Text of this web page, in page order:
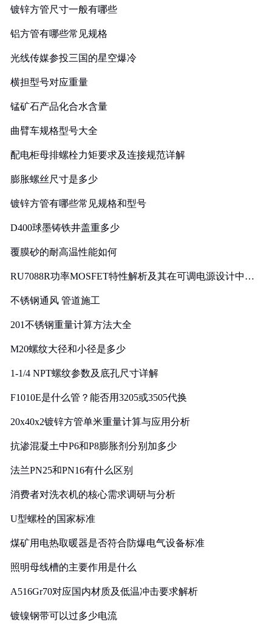
镀锌方管尺寸一般有哪些
铝方管有哪些常见规格
光线传媒参投三国的星空爆冷
横担型号对应重量
锰矿石产品化合水含量
曲臂车规格型号大全
配电柜母排螺栓力矩要求及连接规范详解
膨胀螺丝尺寸是多少
镀锌方管有哪些常见规格和型号
D400球墨铸铁井盖重多少
覆膜砂的耐高温性能如何
RU7088R功率MOSFET特性解析及其在可调电源设计中的
不锈钢通风 管道施工
201不锈钢重量计算方法大全
M20螺纹大径和小径是多少
1-1/4 NPT螺纹参数及底孔尺寸详解
F1010E是什么管？能否用3205或3505代换
20x40x2镀锌方管单米重量计算与应用分析
抗渗混凝土中P6和P8膨胀剂分别加多少
法兰PN25和PN16有什么区别
消费者对洗衣机的核心需求调研与分析
U型螺栓的国家标准
煤矿用电热取暖器是否符合防爆电气设备标准
照明母线槽的主要作用是什么
A516Gr70对应国内材质及低温冲击要求解析
镀镍钢带可以过多少电流